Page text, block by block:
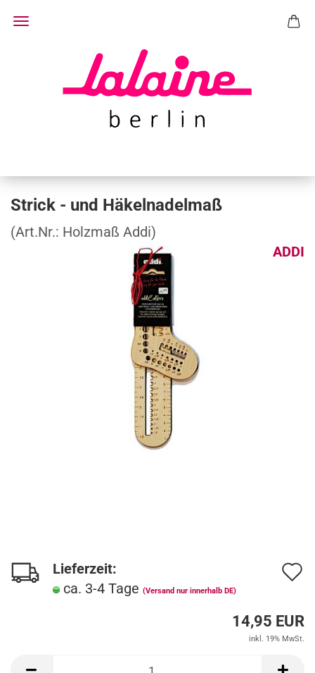
Strick - und Häkelnadelmaß
(Art.Nr.: Holzmaß Addi)
ADDI
Lieferzeit:
ca. 3-4 Tage (Versand nur innerhalb DE)
14,95 EUR
inkl. 19% MwSt.